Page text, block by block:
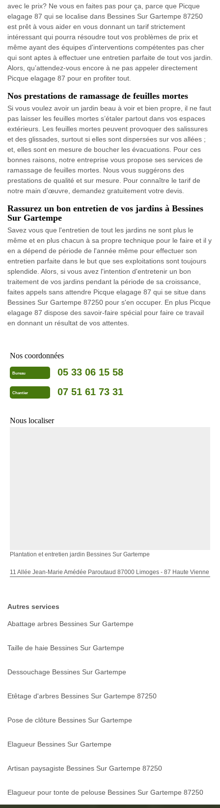
avec le prix? Ne vous en faites pas pour ça, parce que Picque
elagage 87 qui se localise dans Bessines Sur Gartempe 87250
est prêt à vous aider en vous donnant un tarif strictement
intéressant qui pourra résoudre tout vos problèmes de prix et
même ayant des équipes d'interventions compétentes pas cher
qui sont aptes à effectuer une entretien parfaite de tout vos jardin.
Alors, qu’attendez-vous encore à ne pas appeler directement
Picque elagage 87 pour en profiter tout.
Nos prestations de ramassage de feuilles mortes
Si vous voulez avoir un jardin beau à voir et bien propre, il ne faut
pas laisser les feuilles mortes s’étaler partout dans vos espaces
extérieurs. Les feuilles mortes peuvent provoquer des salissures
et des glissades, surtout si elles sont dispersées sur vos allées ;
et, elles sont en mesure de boucher les évacuations. Pour ces
bonnes raisons, notre entreprise vous propose ses services de
ramassage de feuilles mortes. Nous vous suggérons des
prestations de qualité et sur mesure. Pour connaître le tarif de
notre main d’œuvre, demandez gratuitement votre devis.
Rassurez un bon entretien de vos jardins à Bessines
Sur Gartempe
Savez vous que l'entretien de tout les jardins ne sont plus le
même et en plus chacun à sa propre technique pour le faire et il y
en a dépend de période de l'année même pour effectuer son
entretien parfaite dans le but que ses exploitations sont toujours
splendide. Alors, si vous avez l'intention d'entretenir un bon
traitement de vos jardins pendant la période de sa croissance,
faites appels sans attendre Picque elagage 87 qui se situe dans
Bessines Sur Gartempe 87250 pour s'en occuper. En plus Picque
elagage 87 dispose des savoir-faire spécial pour faire ce travail
en donnant un résultat de vos attentes.
Nos coordonnées
Bureau 05 33 06 15 58
Chantier 07 51 61 73 31
Nous localiser
Plantation et entretien jardin Bessines Sur Gartempe
11 Allée Jean-Marie Amédée Paroutaud 87000 Limoges - 87 Haute Vienne
Autres services
Abattage arbres Bessines Sur Gartempe
Taille de haie Bessines Sur Gartempe
Dessouchage Bessines Sur Gartempe
Etêtage d'arbres Bessines Sur Gartempe 87250
Pose de clôture Bessines Sur Gartempe
Elagueur Bessines Sur Gartempe
Artisan paysagiste Bessines Sur Gartempe 87250
Elagueur pour tonte de pelouse Bessines Sur Gartempe 87250